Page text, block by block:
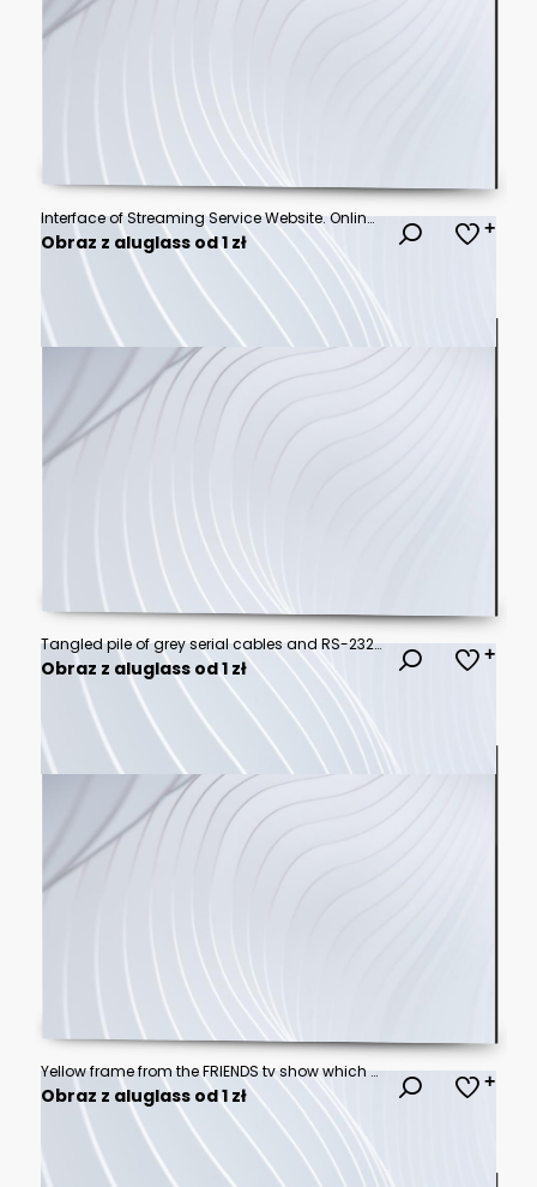
Interface of Streaming Service Website. Online Subscription Offers TV Shows, Realities, Fiction Movies, Podcasts. Screen Replacement for Desktop PC and Laptops With Featured Family Drama.
Obraz z aluglass od 1 zł
Tangled pile of grey serial cables and RS-232 connectors in a cardboard box
Obraz z aluglass od 1 zł
Yellow frame from the FRIENDS tv show which was used around Monica's peephole on the door. Purple wall. Picture frame. FRIENDS television show frame
Obraz z aluglass od 1 zł